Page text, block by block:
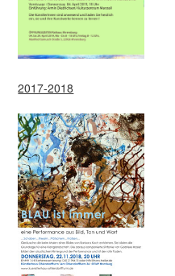
2017-2018